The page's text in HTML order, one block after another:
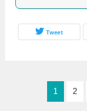
Tweet
1 2